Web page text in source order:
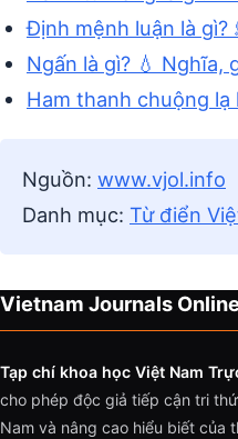
Định mệnh luận là gì?
Ngấn là gì? 💧 Nghĩa,
Ham thanh chuộng lạ
Nguồn: www.vjol.info
Danh mục: Từ điển
Vietnam Journals
Tạp chí khoa học Việt Nam
cho phép độc giả tiếp cận tri
Nam và nâng cao hiểu biết của